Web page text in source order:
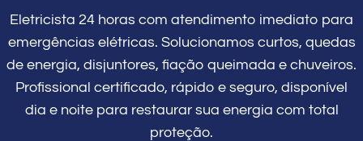
Eletricista 24 horas com atendimento imediato para
emergências elétricas. Solucionamos curtos, quedas
de energia, disjuntores, fiação queimada e chuveiros.
Profissional certificado, rápido e seguro, disponível
dia e noite para restaurar sua energia com total
proteção.